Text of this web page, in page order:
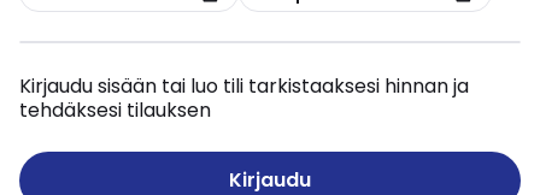
Kirjaudu sisään tai luo tili tarkistaaksesi hinnan ja
tehdäksesi tilauksen
Kirjaudu